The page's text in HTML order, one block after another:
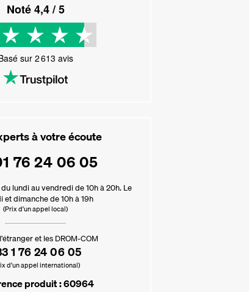
Noté4,4/ 5
sur2 613 avis
à votre écoute
76 24 06 05
lundi au vendredi de 10h à 20h. Le
et dimanche de 10h à 19h
(Prix d'un appel local)
et les DROM-COM
1 76 24 06 05
d’un appel international)
produit : 60964